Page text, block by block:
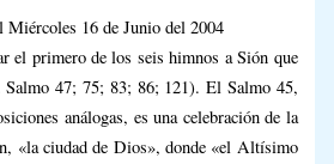
Miércoles 16 de Junio del 2004
el primero de los seis himnos a Sión que
47; 75; 83; 86; 121). El Salmo 45,
análogas, es una celebración de la
«la ciudad de Dios», donde «el Altísimo